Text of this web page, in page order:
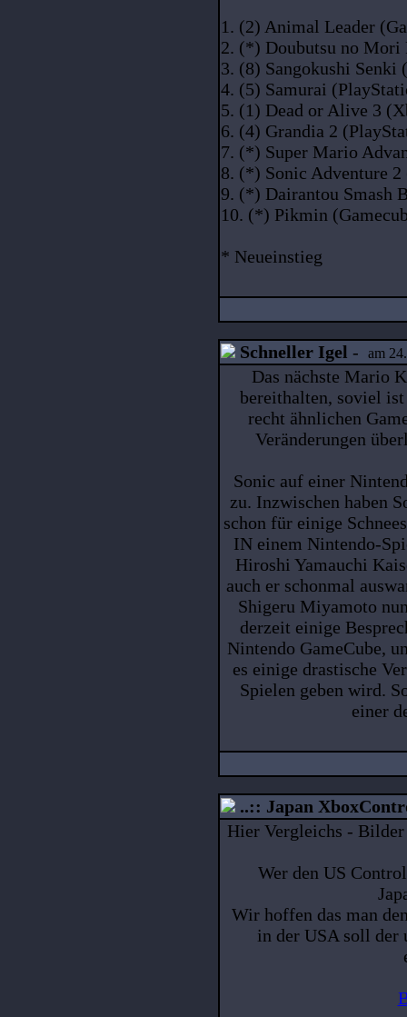
1. (2) Animal Leader
2. (*) Doubutsu no Mori
3. (8) Sangokushi
4. (5) Samurai
5. (1) Dead or Alive 3
6. (4) Grandia 2
7. (*) Super Mario
8. (*) Sonic Adventure 2
9. (*) Dairantou Smash
10. (*) Pikmin
* Neueinstieg
Schneller Igel - am
Das nächste Mario
bereithalten, soviel
recht ähnlichen
Veränderungen
Sonic auf einer
zu. Inzwischen haben
schon für einige
IN einem Nintendo-
Hiroshi Yamauchi
auch er schonmal
Shigeru Miyamoto
derzeit einige
Nintendo GameCube,
es einige drastische
Spielen geben wird.
einer
..:: Japan
Hier Vergleichs -
Wer den US
Wir hoffen das man
in der USA soll der